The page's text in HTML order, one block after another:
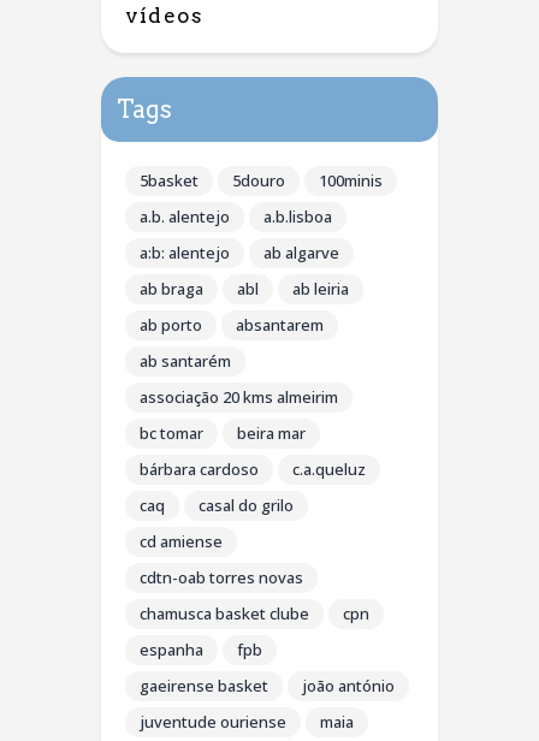
vídeos
Tags
5basket 5douro
100minis
a.b. alentejo
a.b.lisboa
a:b: alentejo
ab algarve
ab braga
abl
ab leiria
ab porto
absantarem
ab santarém
associação 20 kms almeirim
bc tomar
beira mar
bárbara cardoso
c.a.queluz
caq
casal do grilo
cd amiense
cdtn-oab torres novas
chamusca basket clube
cpn
espanha
fpb
gaeirense basket
joão antónio
juventude ouriense
maia